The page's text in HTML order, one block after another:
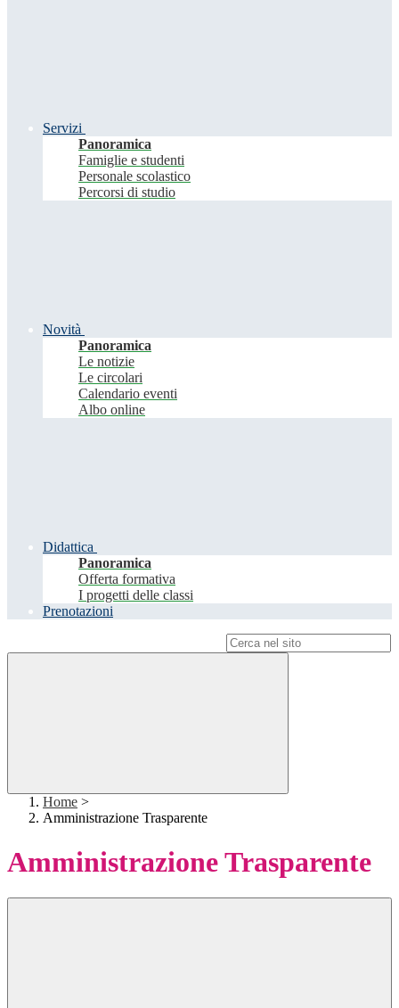
Servizi
Panoramica
Famiglie e studenti
Personale scolastico
Percorsi di studio
Novità
Panoramica
Le notizie
Le circolari
Calendario eventi
Albo online
Didattica
Panoramica
Offerta formativa
I progetti delle classi
Prenotazioni
Home >
Amministrazione Trasparente
Amministrazione Trasparente